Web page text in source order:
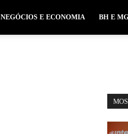
NEGÓCIOS E ECONOMIA BH E